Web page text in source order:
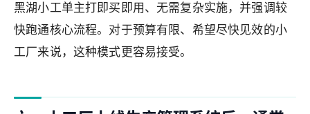
黑湖小工单主打即买即用、无需复杂实施，并强调较
快跑通核心流程。对于预算有限、希望尽快见效的小
工厂来说，这种模式更容易接受。